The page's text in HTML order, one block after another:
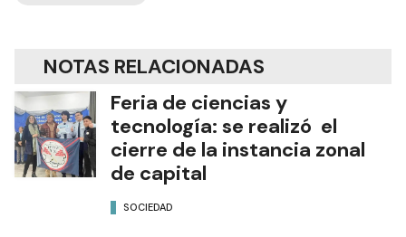
NOTAS RELACIONADAS
Feria de ciencias y
tecnología: se realizó el
cierre de la instancia zonal
de capital
SOCIEDAD